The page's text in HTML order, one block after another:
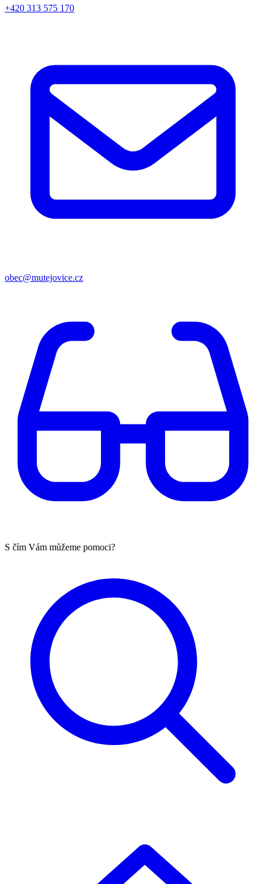
+420 313 575 170
obec@mutejovice.cz
S čím Vám můžeme pomoci?